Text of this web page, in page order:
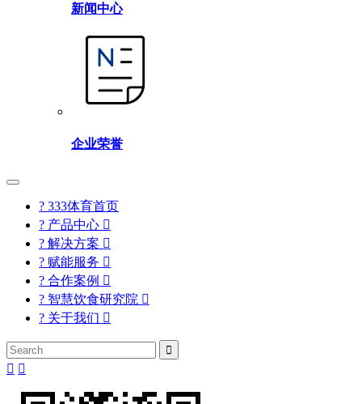
新闻中心
企业荣誉
? 333体育首页
? 产品中心 
? 解决方案 
? 赋能服务 
? 合作案例 
? 智慧饮食研究院 
? 关于我们 

 